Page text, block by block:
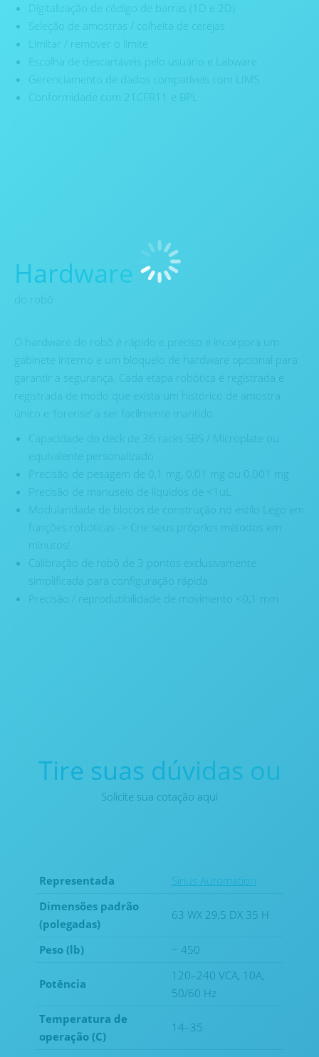
Digitalização de código de barras (1D e 2D)
Seleção de amostras / colheita de cerejas
Limitar / remover o limite
Escolha de descartáveis ​​pelo usuário e Labware
Gerenciamento de dados compatíveis com LIMS
Conformidade com 21CFR11 e BPL
Hardware
do robô
O hardware do robô é rápido e preciso e incorpora um
gabinete interno e um bloqueio de hardware opcional para
garantir a segurança. Cada etapa robótica é registrada e
registrada de modo que exista um histórico de amostra
único e ‘forense’ a ser facilmente mantido.
Capacidade do deck de 36 racks SBS / Microplate ou
equivalente personalizado
Precisão de pesagem de 0,1 mg, 0,01 mg ou 0,001 mg
Precisão de manuseio de líquidos de <1uL
Modularidade de blocos de construção no estilo Lego em
funções robóticas -> Crie seus próprios métodos em
minutos!
Calibração de robô de 3 pontos exclusivamente
simplificada para configuração rápida
Precisão / reprodutibilidade de movimento <0,1 mm
Tire suas dúvidas ou
Solicite sua cotação aqui
Representada
Sirius Automation
Dimensões padrão
(polegadas)
63 WX 29,5 DX 35 H
Peso (lb) ~ 450
Potência
120–240 VCA, 10A,
50/60 Hz
Temperatura de
operação (C)
14–35